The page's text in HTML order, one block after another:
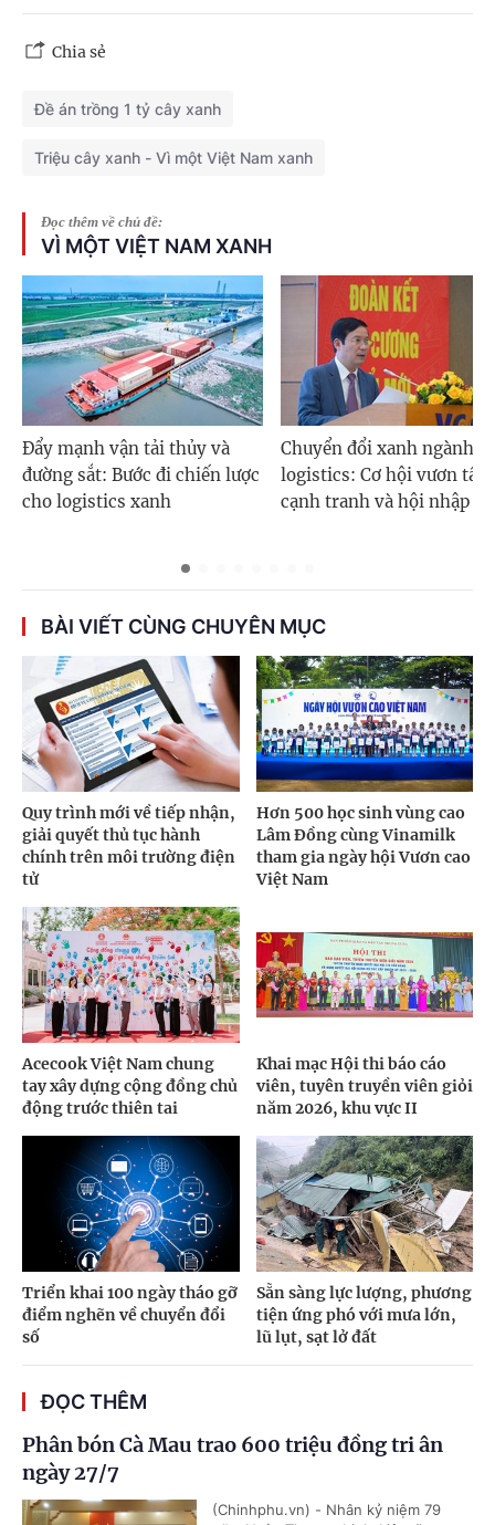
Chia sẻ
Đề án trồng 1 tỷ cây xanh
Triệu cây xanh - Vì một Việt Nam xanh
Đọc thêm về chủ đề:
VÌ MỘT VIỆT NAM XANH
Đẩy mạnh vận tải thủy và
đường sắt: Bước đi chiến lược
cho logistics xanh
Chuyển đổi xanh ngành
logistics: Cơ hội vươn tầm
cạnh tranh và hội nhập
BÀI VIẾT CÙNG CHUYÊN MỤC
Quy trình mới về tiếp nhận,
giải quyết thủ tục hành
chính trên môi trường điện
tử
Hơn 500 học sinh vùng cao
Lâm Đồng cùng Vinamilk
tham gia ngày hội Vươn cao
Việt Nam
Acecook Việt Nam chung
tay xây dựng cộng đồng chủ
động trước thiên tai
Khai mạc Hội thi báo cáo
viên, tuyên truyền viên giỏi
năm 2026, khu vực II
Triển khai 100 ngày tháo gỡ
điểm nghẽn về chuyển đổi
số
Sẵn sàng lực lượng, phương
tiện ứng phó với mưa lớn,
lũ lụt, sạt lở đất
ĐỌC THÊM
Phân bón Cà Mau trao 600 triệu đồng tri ân
ngày 27/7
(Chinhphu.vn) - Nhân kỷ niệm 79